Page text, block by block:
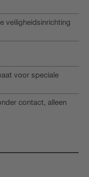
veiligheidsinrichting
voor speciale
contact, alleen